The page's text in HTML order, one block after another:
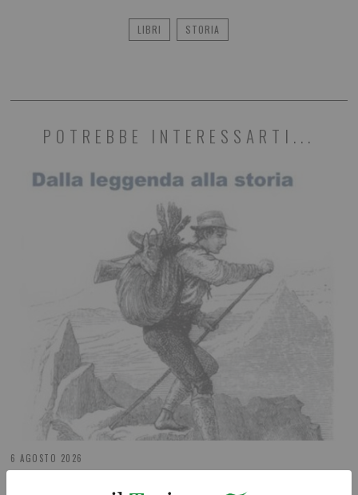
LIBRI STORIA
POTREBBE INTERESSARTI...
6 AGOSTO 2026